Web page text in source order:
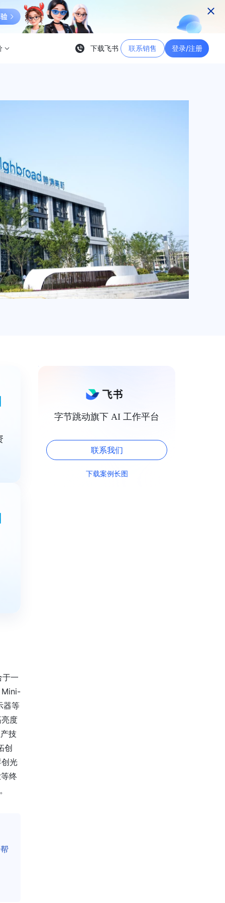
下载飞书 联系销售 登录/注册
于一
Mini-
器等
度
技
创
光
终
字节跳动旗下 AI 工作平台
联系我们
下载案例长图